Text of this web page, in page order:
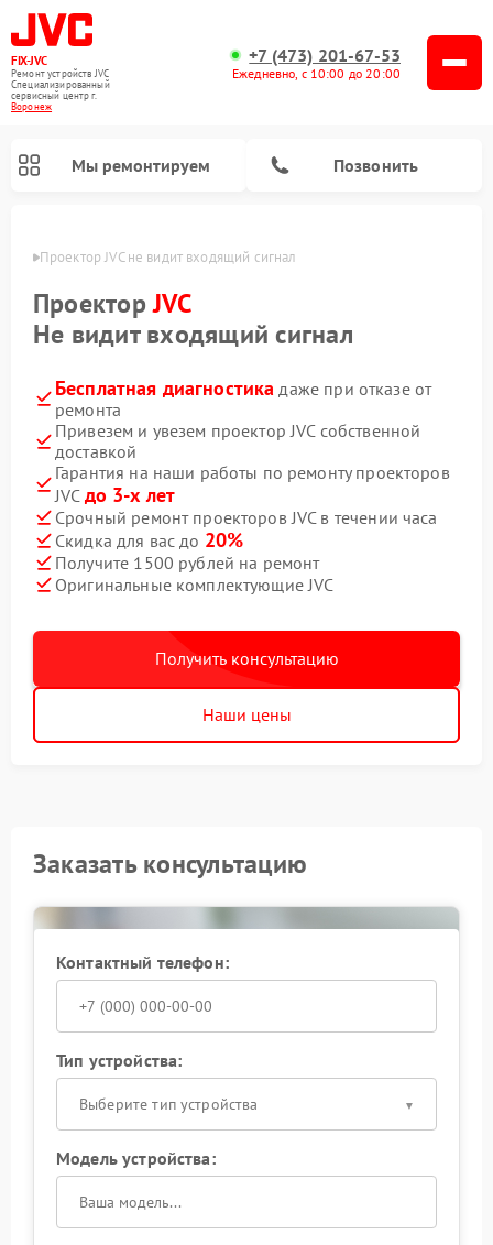
FIX-JVC
Ремонт устройств JVC
Специализированный
cервисный центр г.
Воронеж
+7 (473) 201-67-53
Ежедневно, с 10:00 до 20:00
Мы ремонтируем Позвонить
Проектор JVC не видит входящий сигнал
ПроекторJVC
Не видит входящий сигнал
Бесплатная диагностика даже при отказе от
ремонта
Привезем и увезем проектор JVC собственной
доставкой
Гарантия на наши работы по ремонту проекторов
JVC до 3-х лет
Срочный ремонт проекторов JVC в течении часа
Скидка для вас до 20%
Получите 1500 рублей на ремонт
Оригинальные комплектующие JVC
Получить консультацию
Наши цены
Заказать консультацию
Контактный телефон:
Тип устройства:
Выберите тип устройства
Модель устройства: